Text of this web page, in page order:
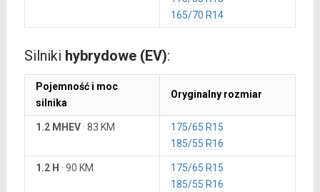
165/70 R14
Silniki hybrydowe (EV):
Pojemność i moc
silnika
Oryginalny rozmiar
1.2 MHEV· 83 KM
175/65 R15
185/55 R16
1.2 H · 90 KM
175/65 R15
185/55 R16